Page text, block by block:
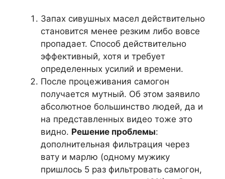
Запах сивушных масел действительно
становится менее резким либо вовсе
пропадает. Способ действительно
эффективный, хотя и требует
определенных усилий и времени.
После процеживания самогон
получается мутный. Об этом заявило
абсолютное большинство людей, да и
на представленных видео тоже это
видно. Решение проблемы:
дополнительная фильтрация через
вату и марлю (одному мужику
пришлось 5 раз фильтровать самогон,